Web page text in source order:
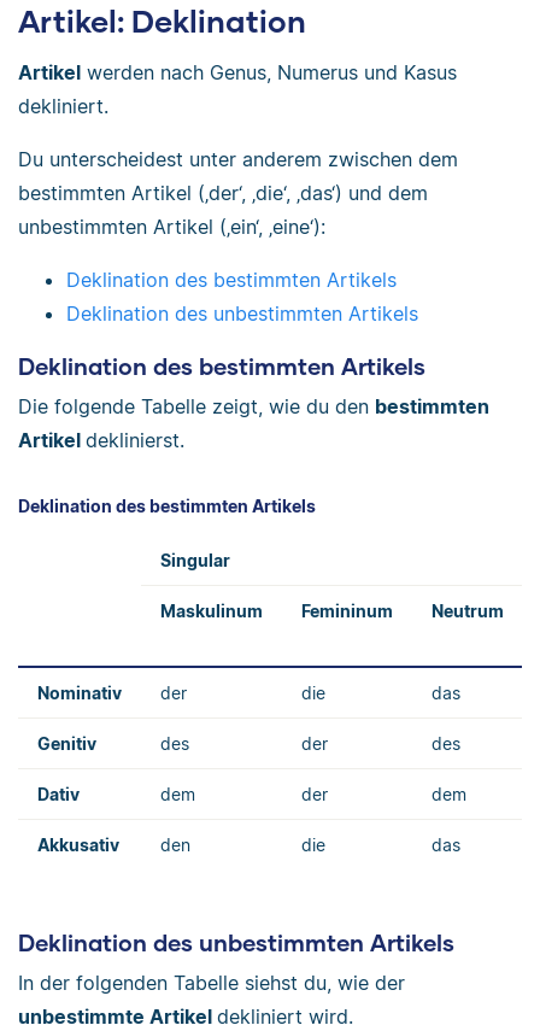
Artikel: Deklination
Artikel werden nach Genus, Numerus und Kasus
dekliniert.
Du unterscheidest unter anderem zwischen dem
bestimmten Artikel (‚der‘, ‚die‘, ‚das‘) und dem
unbestimmten Artikel (‚ein‘, ‚eine‘):
Deklination des bestimmten Artikels
Deklination des unbestimmten Artikels
Deklination des bestimmten Artikels
Die folgende Tabelle zeigt, wie du den bestimmten
Artikel deklinierst.
Deklination des bestimmten Artikels
Singular
Maskulinum Femininum Neutrum
Nominativ der die das
Genitiv des der des
Dativ dem der dem
Akkusativ den die das
Deklination des unbestimmten Artikels
In der folgenden Tabelle siehst du, wie der
unbestimmte Artikel dekliniert wird.